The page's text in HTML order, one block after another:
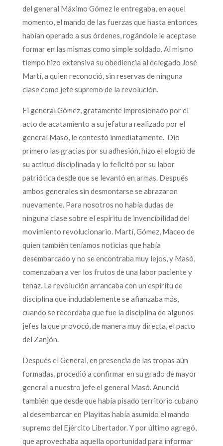
del general Máximo Gómez le entregaba, en aquel
momento, el mando de las fuerzas que hasta entonces
habían operado a sus órdenes, rogándole le aceptase
formar en las mismas como simple soldado. Al mismo
tiempo hizo extensiva su obediencia al delegado José
Martí, a quien reconoció, sin reservas de ninguna
clase como jefe supremo de la revolución.
El general Gómez, gratamente impresionado por el
acto de acatamiento a su jefatura realizado por el
general Masó, le contestó inmediatamente. Dio
primero las gracias por su adhesión, hizo el elogio de
su actitud disciplinada y lo felicitó por su labor
patriótica desde que se levantó en armas. Después
ambos generales sin desmontarse se abrazaron
nuevamente. Para nosotros no había dudas de
ninguna clase sobre el espíritu de invencibilidad del
movimiento revolucionario. Martí, Gómez, Maceo de
quien también teníamos noticias que había
desembarcado y no se encontraba muy lejos, y Masó,
comenzaban a ver los frutos de una labor paciente y
tenaz. La revolución arrancaba con un espíritu de
disciplina que indudablemente se afianzaba más,
cuando se recordaba que fue la disciplina de algunos
jefes la que provocó, de manera muy directa, el pacto
del Zanjón.
Después el General, en presencia de las tropas aún
formadas, procedió a confirmar en su grado de mayor
general a nuestro jefe el general Masó. Anunció
también que desde que había pisado territorio cubano
al desembarcar en Playitas había asumido el mando
supremo del Ejército Libertador. Y por último agregó,
que aprovechaba aquella oportunidad para informar